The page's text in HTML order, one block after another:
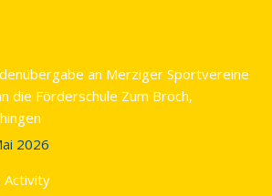
an Merziger Sportvereine
die Förderschule Zum Broch,
2026
Activity